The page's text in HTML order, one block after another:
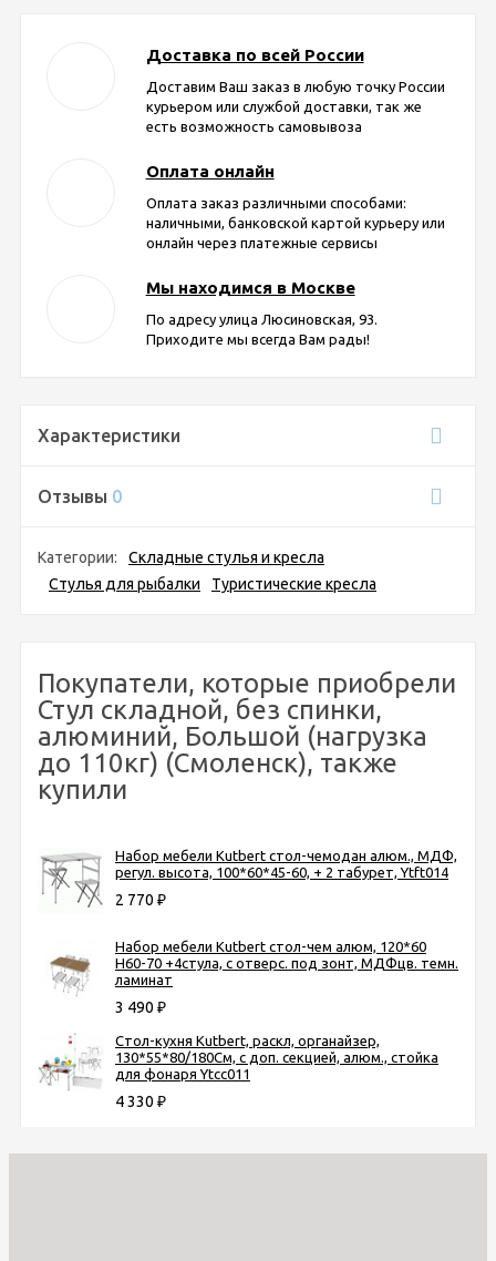
Доставка по всей России
Доставим Ваш заказ в любую точку России
курьером или службой доставки, так же
есть возможность самовывоза
Оплата онлайн
Оплата заказ различными способами:
наличными, банковской картой курьеру или
онлайн через платежные сервисы
Мы находимся в Москве
По адресу улица Люсиновская, 93.
Приходите мы всегда Вам рады!
Характеристики
Отзывы 0
Категории:
Складные стулья и кресла
Стулья для рыбалки
Туристические кресла
Покупатели, которые приобрели
Стул складной, без спинки,
алюминий, Большой (нагрузка
до 110кг) (Смоленск), также
купили
Набор мебели Kutbert стол-чемодан алюм., МДФ,
регул. высота, 100*60*45-60, + 2 табурет, Ytft014
2 770 ₽
Набор мебели Kutbert стол-чем алюм, 120*60
Н60-70 +4стула, с отверс. под зонт, МДФцв. темн.
ламинат
3 490 ₽
Стол-кухня Kutbert, раскл, органайзер,
130*55*80/180См, с доп. секцией, алюм., стойка
для фонаря Ytcc011
4 330 ₽